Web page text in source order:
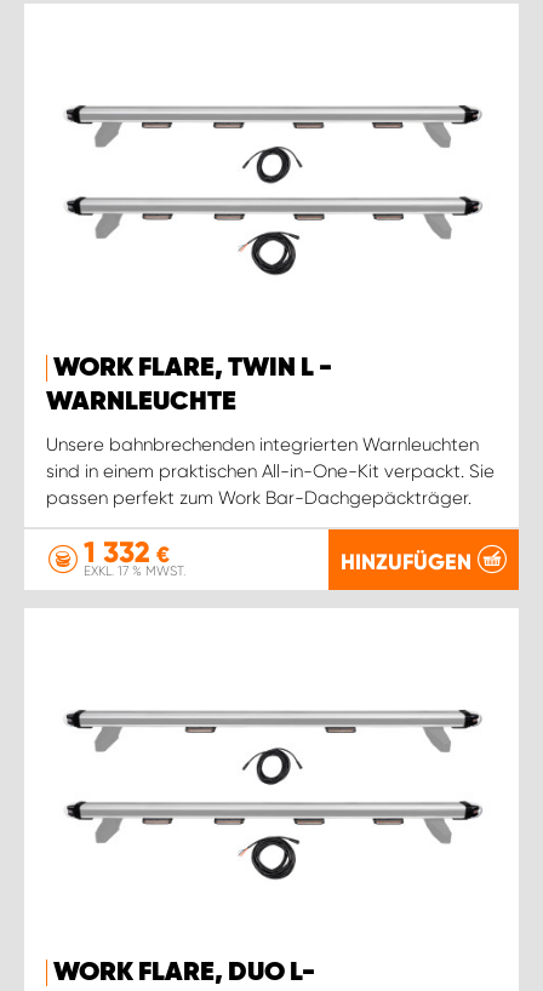
WORK FLARE, TWIN L -
WARNLEUCHTE
Unsere bahnbrechenden integrierten Warnleuchten
sind in einem praktischen All-in-One-Kit verpackt. Sie
passen perfekt zum Work Bar-Dachgepäckträger.
1 332 €
EXKL. 17 % MWST. HINZUFÜGEN
WORK FLARE, DUO L-